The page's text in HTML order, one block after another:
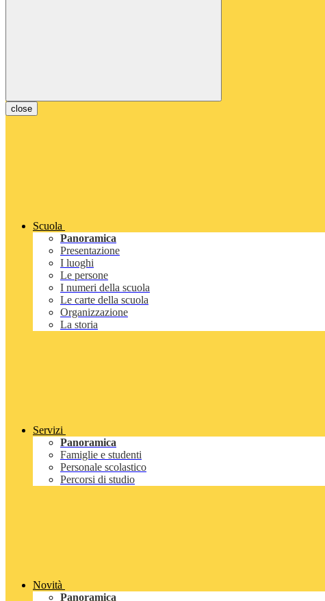
close
Scuola
Panoramica
Presentazione
I luoghi
Le persone
I numeri della scuola
Le carte della scuola
Organizzazione
La storia
Servizi
Panoramica
Famiglie e studenti
Personale scolastico
Percorsi di studio
Novità
Panoramica